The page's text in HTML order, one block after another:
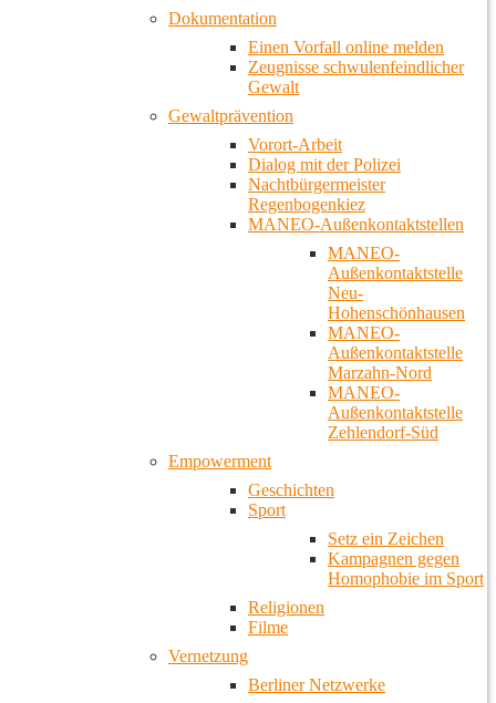
Dokumentation
Einen Vorfall online melden
Zeugnisse schwulenfeindlicher
Gewalt
Gewaltprävention
Vorort-Arbeit
Dialog mit der Polizei
Nachtbürgermeister
Regenbogenkiez
MANEO-Außenkontaktstellen
MANEO-
Außenkontaktstelle
Neu-
Hohenschönhausen
MANEO-
Außenkontaktstelle
Marzahn-Nord
MANEO-
Außenkontaktstelle
Zehlendorf-Süd
Empowerment
Geschichten
Sport
Setz ein Zeichen
Kampagnen gegen
Homophobie im Sport
Religionen
Filme
Vernetzung
Berliner Netzwerke